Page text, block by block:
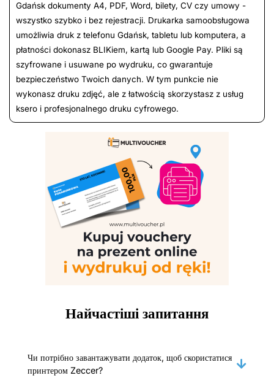
Gdańsk dokumenty A4, PDF, Word, bilety, CV czy umowy -
wszystko szybko i bez rejestracji. Drukarka samoobsługowa
umożliwia druk z telefonu Gdańsk, tabletu lub komputera, a
płatności dokonasz BLIKiem, kartą lub Google Pay. Pliki są
szyfrowane i usuwane po wydruku, co gwarantuje
bezpieczeństwo Twoich danych. W tym punkcie nie
wykonasz druku zdjęć, ale z łatwością skorzystasz z usług
ksero i profesjonalnego druku cyfrowego.
Найчастіші запитання
Чи потрібно завантажувати додаток, щоб скористатися
принтером Zeccer?